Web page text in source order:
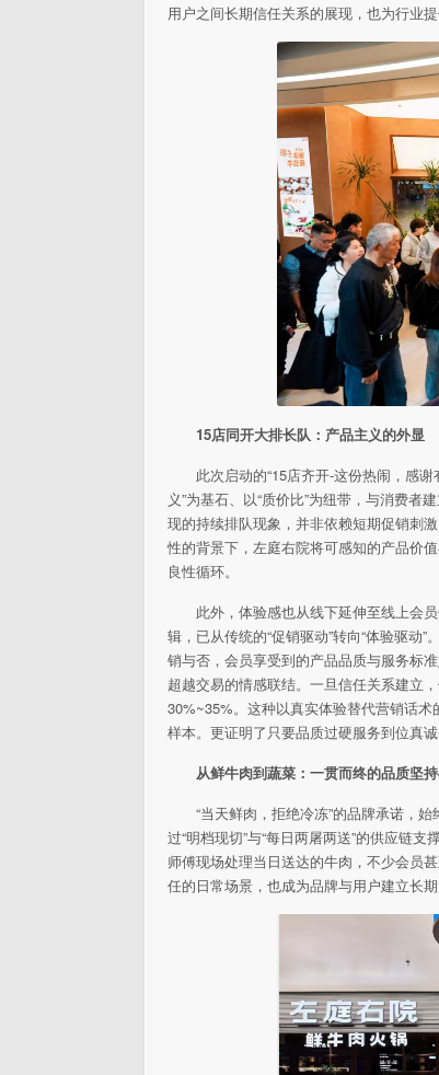
用户之间长期信任关系的展现，也为行业
15店同开大排长队：产品主义的外显
此次启动的“15店齐开-这份热闹，感
义”为基石、以“质价比”为纽带，与消费者
现的持续排队现象，并非依赖短期促销刺
性的背景下，左庭右院将可感知的产品价
良性循环。
此外，体验感也从线下延伸至线上会
辑，已从传统的“促销驱动”转向“体验驱动
销与否，会员享受到的产品品质与服务标
超越交易的情感联结。一旦信任关系建立
30%~35%。这种以真实体验替代营销话术
样本。更证明了只要品质过硬服务到位真
从鲜牛肉到蔬菜：一贯而终的品质坚
“当天鲜肉，拒绝冷冻”的品牌承诺，
过“明档现切”与“每日两屠两送”的供应链
师傅现场处理当日送达的牛肉，不少会员
任的日常场景，也成为品牌与用户建立长期